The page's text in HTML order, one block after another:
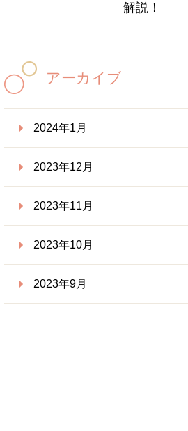
解説！
アーカイブ
2024年1月
2023年12月
2023年11月
2023年10月
2023年9月